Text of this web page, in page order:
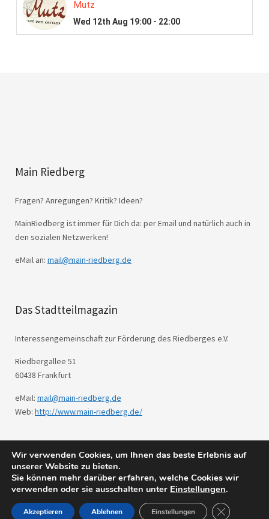
Main Riedberg
Fragen? Anregungen? Kritik? Ideen?
MainRiedberg ist immer für Dich da: per Email und natürlich auch in
den sozialen Netzwerken!
eMail an: mail@main-riedberg.de
Das Stadtteilmagazin
Interessengemeinschaft zur Förderung des Riedberges e.V.
Riedbergallee 51
60438 Frankfurt
eMail: mail@main-riedberg.de
Web: http://www.main-riedberg.de/
© 2026 Main Riedberg. Powered by WordPress
Theme: Weta vonElmastudio.
Wir verwenden Cookies, um Ihnen das beste Erlebnis auf
unserer Website zu bieten.
Sie können mehr darüber erfahren, welche Cookies wir
verwenden oder sie ausschalten unter Einstellungen.
Akzeptieren Ablehnen Einstellungen GDPR